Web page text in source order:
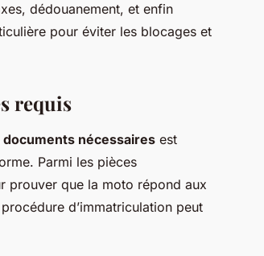
dédouanement, et enfin
pour éviter les blocages et
requis
documents nécessaires est
Parmi les pièces
prouver que la moto répond aux
d’immatriculation peut